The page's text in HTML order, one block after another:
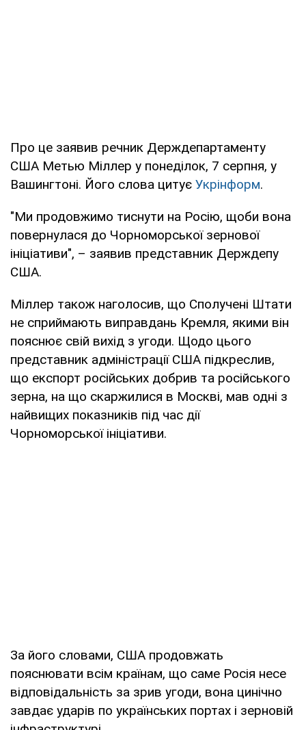
Про це заявив речник Держдепартаменту
США Метью Міллер у понеділок, 7 серпня, у
Вашингтоні. Його слова цитує Укрінформ.
"Ми продовжимо тиснути на Росію, щоби вона
повернулася до Чорноморської зернової
ініціативи", – заявив представник Держдепу
США.
Міллер також наголосив, що Сполучені Штати
не сприймають виправдань Кремля, якими він
пояснює свій вихід з угоди. Щодо цього
представник адміністрації США підкреслив,
що експорт російських добрив та російського
зерна, на що скаржилися в Москві, мав одні з
найвищих показників під час дії
Чорноморської ініціативи.
За його словами, США продовжать
пояснювати всім країнам, що саме Росія несе
відповідальність за зрив угоди, вона цинічно
завдає ударів по українських портах і зерновій